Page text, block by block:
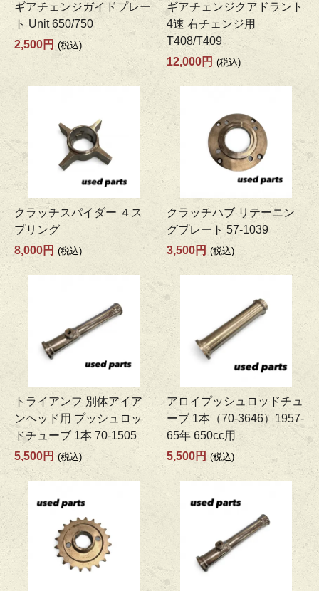
ギアチェンジガイドプレー
ト Unit 650/750
2,500円 (税込)
ギアチェンジクアドラント
4速 右チェンジ用
T408/T409
12,000円 (税込)
クラッチスパイダー ４ス
プリング
8,000円 (税込)
クラッチハブ リテーニン
グプレート 57-1039
3,500円 (税込)
トライアンフ 別体アイア
ンヘッド用 プッシュロッ
ドチューブ 1本 70-1505
5,500円 (税込)
アロイプッシュロッドチュ
ーブ 1本（70-3646）1957-
65年 650cc用
5,500円 (税込)